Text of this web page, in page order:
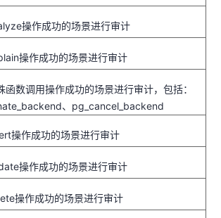
操作成功的场景进行审计
操作成功的场景进行审计
函数调用操作成功的场景进行审计，包括：
、 pg_cancel_backend
操作成功的场景进行审计
操作成功的场景进行审计
操作成功的场景进行审计